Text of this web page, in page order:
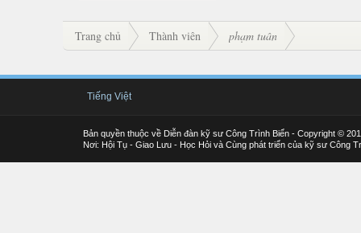
Trang chủ Thành viên phạm tuân
Tiếng Việt
Bản quyền thuộc về Diễn đàn kỹ sư Công Trình Biển - Copyright ©
Nơi: Hội Tụ - Giao Lưu - Học Hỏi và Cùng phát triển của kỹ sư Công